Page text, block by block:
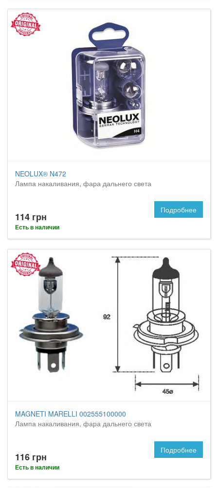
NEOLUX® N472
Лампа накаливания, фара дальнего света
114 грн
Есть в наличии
Подробнее
MAGNETI MARELLI 002555100000
Лампа накаливания, фара дальнего света
116 грн
Есть в наличии
Подробнее